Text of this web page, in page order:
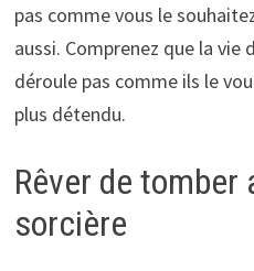
pas comme vous le
aussi. Comprenez que la vie
déroule pas comme ils le
plus détendu.
Rêver de tomber
sorcière